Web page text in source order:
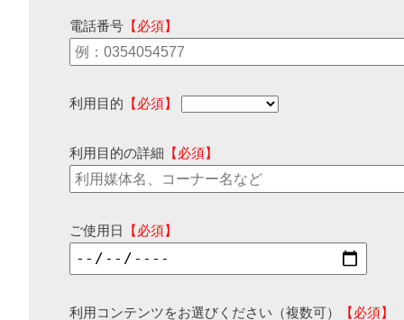
電話番号 【必須】
利用目的 【必須】
利用目的の詳細 【必須】
ご使用日 【必須】
利用コンテンツをお選びください（複数可）
【必須】